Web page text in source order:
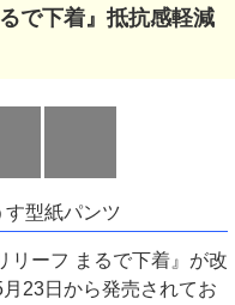
で下着』抵抗感軽減
型紙パンツ
リーフ まるで下着』が改
23日から発売されてお